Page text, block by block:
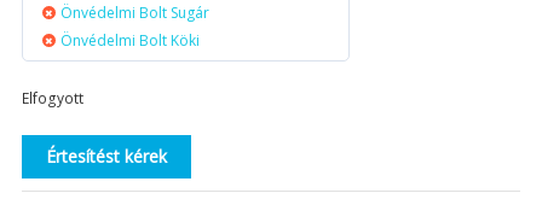
Önvédelmi Bolt Sugár
Önvédelmi Bolt Köki
Elfogyott
Értesítést kérek